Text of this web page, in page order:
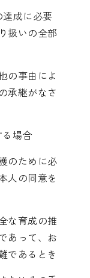
成に必要
扱いの全部
の事由によ
承継がなさ
場合
のために必
人の同意を
な育成の推
あって、お
であるとき